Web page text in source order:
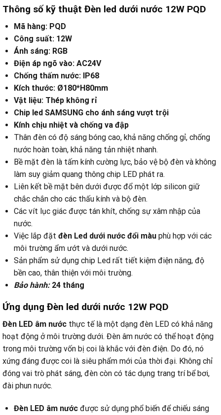
Thông số kỹ thuật Đèn led dưới nước 12W PQD
Mã hàng: PQD
Công suất: 12W
Ánh sáng: RGB
Điện áp ngõ vào: AC24V
Chống thấm nước: IP68
Kích thước: Ø180*H80mm
Vật liệu: Thép không rỉ
Chip led SAMSUNG cho ánh sáng vượt trội
Kính chịu nhiệt và chống va đập
Thân đèn có độ sáng bóng cao, khả năng chống gỉ, chống
nước hoàn toàn, khả năng tản nhiệt nhanh.
Bề mặt đèn là tấm kính cường lực, bảo vệ bộ đèn và không
làm suy giảm quang thông chip LED phát ra.
Liên kết bề mặt bên dưới được đổ một lớp silicon giữ
chắc chắn cho các thấu kính và bộ đèn.
Các vít lục giác được tán khít, chống sự xâm nhập của
nước.
Việc lắp đặt đèn Led dưới nước đổi màu phù hợp với các
môi trường ẩm ướt và dưới nước.
Sản phẩm sử dụng chip Led rất tiết kiệm điện năng, độ
bền cao, thân thiện với môi trường.
Bảo hành:24 tháng
Ứng dụng Đèn led dưới nước 12W PQD
Đèn LED âm nước thực tế là một dạng đèn LED có khả năng
hoạt động ở môi trường dưới. Đèn âm nước có thể hoạt động
trong môi trường vốn bị coi là khắc với đèn điện. Do đó, nó
xứng đáng được coi là siêu phẩm mới của thời đại. Không chỉ
đóng vai trò phát sáng, đèn còn có tác dụng trang trí bể bơi,
đài phun nước.
Đèn LED âm nước được sử dụng phổ biến để chiếu sáng